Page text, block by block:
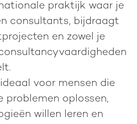
praktijk waar je
consultants, bijdraagt
en zowel je
voor mensen die
problemen oplossen,
willen leren en